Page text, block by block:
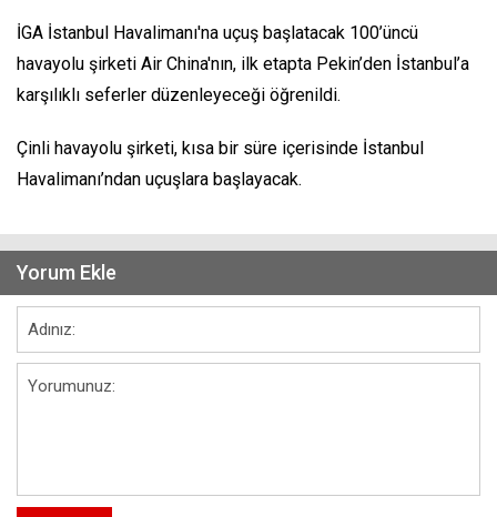
İGA İstanbul Havalimanı'na uçuş başlatacak 100’üncü
havayolu şirketi Air China'nın, ilk etapta Pekin’den İstanbul’a
karşılıklı seferler düzenleyeceği öğrenildi.
Çinli havayolu şirketi, kısa bir süre içerisinde İstanbul
Havalimanı’ndan uçuşlara başlayacak.
Yorum Ekle